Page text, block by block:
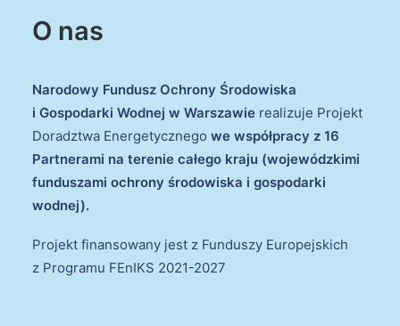
O nas
Narodowy Fundusz Ochrony Środowiska
i Gospodarki Wodnej w Warszawie realizuje Projekt
Doradztwa Energetycznego we współpracy z 16
Partnerami na terenie całego kraju (wojewódzkimi
funduszami ochrony środowiska i gospodarki
wodnej).
Projekt finansowany jest z Funduszy Europejskich
z Programu FEnIKS 2021-2027